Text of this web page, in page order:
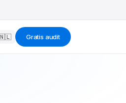
Gratis audit